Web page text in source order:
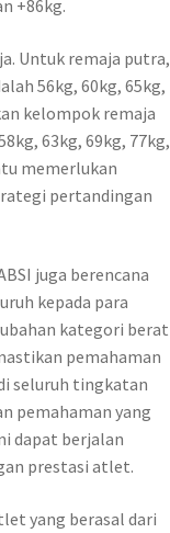
+86kg.
Untuk remaja putra,
56kg, 60kg, 65kg,
kelompok remaja
63kg, 69kg, 77kg,
memerlukan
pertandingan
juga berencana
kepada para
kategori berat
pemahaman
seluruh tingkatan
pemahaman yang
dapat berjalan
prestasi atlet.
yang berasal dari